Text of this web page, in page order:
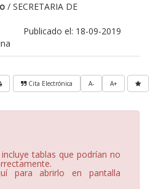
/ SECRETARIA DE
Publicado el: 18-09-2019
A+
A-
Cita Electrónica
tablas que podrían no
para abrirlo en pantalla